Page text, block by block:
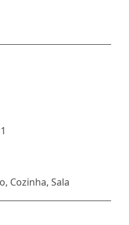
Cozinha, Sala